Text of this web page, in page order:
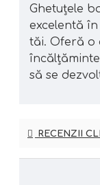
Ghetuțele
excelentă
tăi. Oferă o
să se
RECENZII